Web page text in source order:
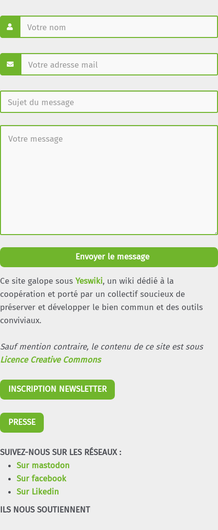
Envoyer le message
Ce site galope sous Yeswiki, un wiki dédié à la
coopération et porté par un collectif soucieux de
préserver et développer le bien commun et des outils
conviviaux.
Sauf mention contraire, le contenu de ce site est sous
Licence Creative Commons
INSCRIPTION NEWSLETTER
PRESSE
SUIVEZ-NOUS SUR LES RÉSEAUX :
Sur mastodon
Sur facebook
Sur Likedin
ILS NOUS SOUTIENNENT